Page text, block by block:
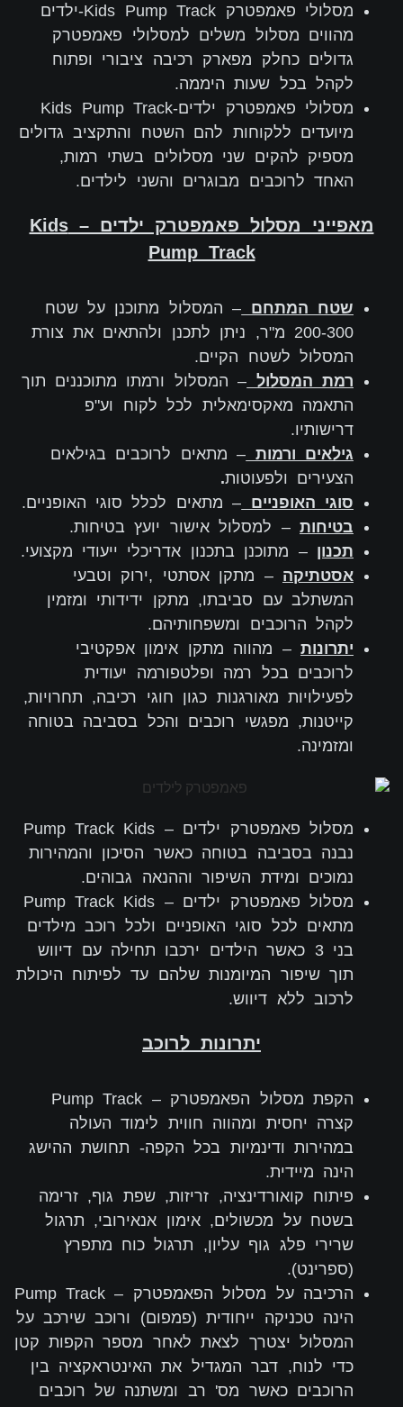
מסלולי פאמפטרק Kids Pump Track-ילדים
מהווים מסלול משלים למסלולי פאמפטרק
גדולים כחלק מפארק רכיבה ציבורי ופתוח
לקהל בכל שעות היממה.
מסלולי פאמפטרק ילדים-Kids Pump Track
מיועדים ללקוחות להם השטח והתקציב גדולים
מספיק להקים שני מסלולים בשתי רמות,
האחד לרוכבים מבוגרים והשני לילדים.
מאפייני מסלול פאמפטרק ילדים – Kids
Pump Track
שטח המתחם – המסלול מתוכנן על שטח
200-300 מ"ר, ניתן לתכנן ולהתאים את צורת
המסלול לשטח הקיים.
רמת המסלול – המסלול ורמתו מתוכננים תוך
התאמה מאקסימאלית לכל לקוח וע"פ
דרישותיו.
גילאים ורמות – מתאים לרוכבים בגילאים
הצעירים ולפעוטות.
סוגי האופניים – מתאים לכלל סוגי האופניים.
בטיחות – למסלול אישור יועץ בטיחות.
תכנון – מתוכנן בתכנון אדריכלי ייעודי מקצועי.
אסטתיקה – מתקן אסתטי ,ירוק וטבעי
המשתלב עם סביבתו, מתקן ידידותי ומזמין
לקהל הרוכבים ומשפחותיהם.
יתרונות – מהווה מתקן אימון אפקטיבי
לרוכבים בכל רמה ופלטפורמה יעודית
לפעילויות מאורגנות כגון חוגי רכיבה, תחרויות,
קייטנות, מפגשי רוכבים והכל בסביבה בטוחה
ומזמינה.
מסלול פאמפטרק ילדים – Pump Track Kids
נבנה בסביבה בטוחה כאשר הסיכון והמהירות
נמוכים ומידת השיפור וההנאה גבוהים.
מסלול פאמפטרק ילדים – Pump Track Kids
מתאים לכל סוגי האופניים ולכל רוכב מילדים
בני 3 כאשר הילדים ירכבו תחילה עם דיווש
תוך שיפור המיומנות שלהם עד לפיתוח היכולת
לרכוב ללא דיווש.
יתרונות לרוכב
הקפת מסלול הפאמפטרק – Pump Track
קצרה יחסית ומהווה חווית לימוד העולה
במהירות ודינמיות בכל הקפה- תחושת ההישג
הינה מיידית.
פיתוח קואורדינציה, זריזות, שפת גוף, זרימה
בשטח על מכשולים, אימון אנאירובי, תרגול
שרירי פלג גוף עליון, תרגול כוח מתפרץ
(ספרינט).
הרכיבה על מסלול הפאמפטרק – Pump Track
הינה טכניקה ייחודית (פמפום) ורוכב שירכב על
המסלול יצטרך לצאת לאחר מספר הקפות קטן
כדי לנוח, דבר המגדיל את האינטראקציה בין
הרוכבים כאשר מס' רב ומשתנה של רוכבים